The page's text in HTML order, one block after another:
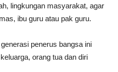
lingkungan masyarakat, agar
ibu guru atau pak guru.
penerus bangsa ini
orang tua dan diri